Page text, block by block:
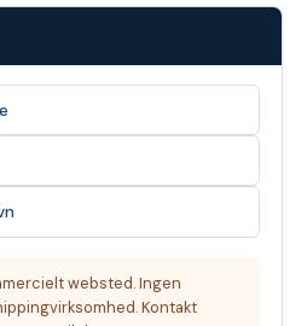
websted. Ingen
Kontakt